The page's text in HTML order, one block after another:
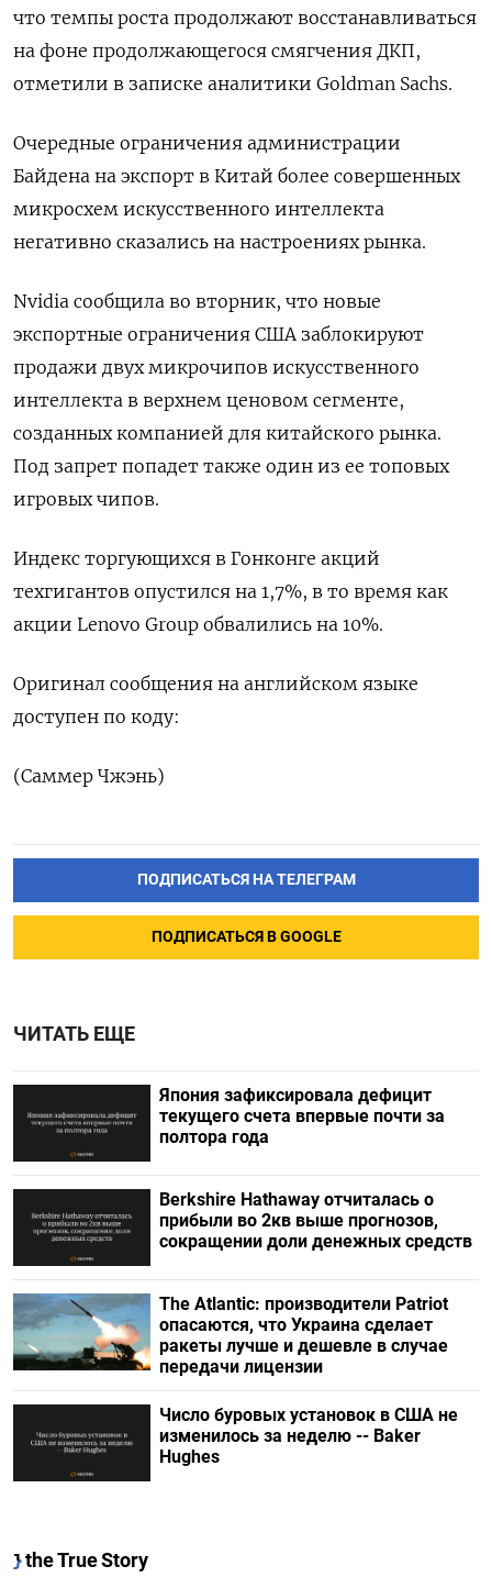
что темпы роста продолжают восстанавливаться
на фоне продолжающегося смягчения ДКП,
отметили в записке аналитики Goldman Sachs.
Очередные ограничения администрации
Байдена на экспорт в Китай более совершенных
микросхем искусственного интеллекта
негативно сказались на настроениях рынка.
Nvidia сообщила во вторник, что новые
экспортные ограничения США заблокируют
продажи двух микрочипов искусственного
интеллекта в верхнем ценовом сегменте,
созданных компанией для китайского рынка.
Под запрет попадет также один из ее топовых
игровых чипов.
Индекс торгующихся в Гонконге акций
техгигантов опустился на 1,7%, в то время как
акции Lenovo Group обвалились на 10%.
Оригинал сообщения на английском языке
доступен по коду:
(Саммер Чжэнь)
ПОДПИСАТЬСЯ НА ТЕЛЕГРАМ
ПОДПИСАТЬСЯ В GOOGLE
ЧИТАТЬ ЕЩЕ
Япония зафиксировала дефицит
текущего счета впервые почти за
полтора года
Berkshire Hathaway отчиталась о
прибыли во 2кв выше прогнозов,
сокращении доли денежных средств
The Atlantic: производители Patriot
опасаются, что Украина сделает
ракеты лучше и дешевле в случае
передачи лицензии
Число буровых установок в США не
изменилось за неделю -- Baker
Hughes